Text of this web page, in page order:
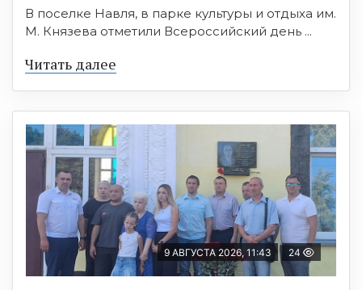
В поселке Навля, в парке культуры и отдыха им.
М. Князева отметили Всероссийский день ...
Читать далее
9 АВГУСТА 2026, 11:43 24